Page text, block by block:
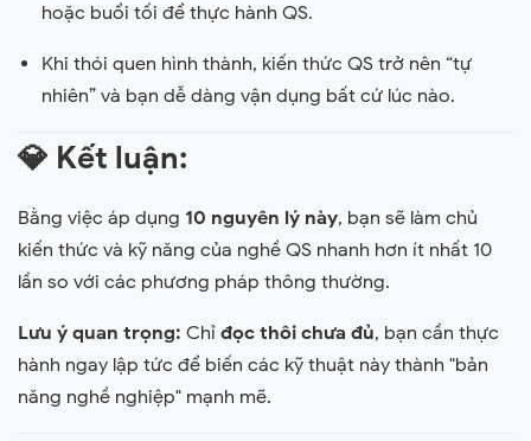
hoặc buổi tối để thực hành QS.
Khi thói quen hình thành, kiến thức QS trở nên “tự
nhiên” và bạn dễ dàng vận dụng bất cứ lúc nào.
💎 Kết luận:
Bằng việc áp dụng 10 nguyên lý này, bạn sẽ làm chủ
kiến thức và kỹ năng của nghề QS nhanh hơn ít nhất 10
lần so với các phương pháp thông thường.
Lưu ý quan trọng: Chỉ đọc thôi chưa đủ, bạn cần thực
hành ngay lập tức để biến các kỹ thuật này thành "bản
năng nghề nghiệp" mạnh mẽ.